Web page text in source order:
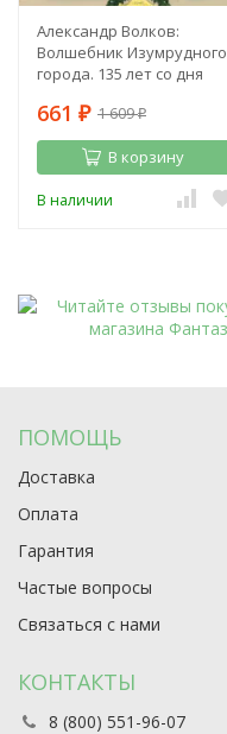
Александр Волков:
Волшебник Изумрудного
города. 135 лет со дня
661 ₽ 1 609₽
В корзину
В наличии
ПОМОЩЬ
Доставка
Оплата
Гарантия
Частые вопросы
Связаться с нами
КОНТАКТЫ
8 (800) 551-96-07